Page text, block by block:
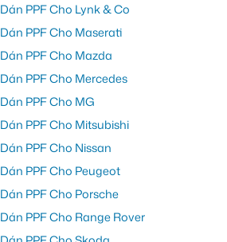
Dán PPF Cho Lynk & Co
Dán PPF Cho Maserati
Dán PPF Cho Mazda
Dán PPF Cho Mercedes
Dán PPF Cho MG
Dán PPF Cho Mitsubishi
Dán PPF Cho Nissan
Dán PPF Cho Peugeot
Dán PPF Cho Porsche
Dán PPF Cho Range Rover